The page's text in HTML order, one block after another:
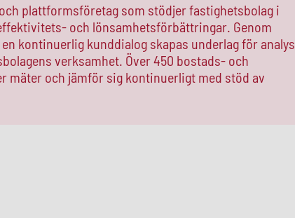
plattformsföretag som stödjer fastighetsbolag i
och lönsamhetsförbättringar. Genom
kontinuerlig kunddialog skapas underlag för analys
verksamhet. Över 450 bostads- och
mäter och jämför sig kontinuerligt med stöd av